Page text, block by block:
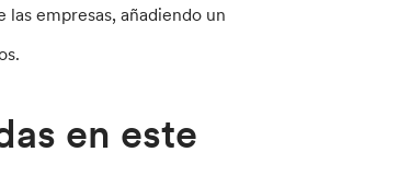
empresas, añadiendo un
en este